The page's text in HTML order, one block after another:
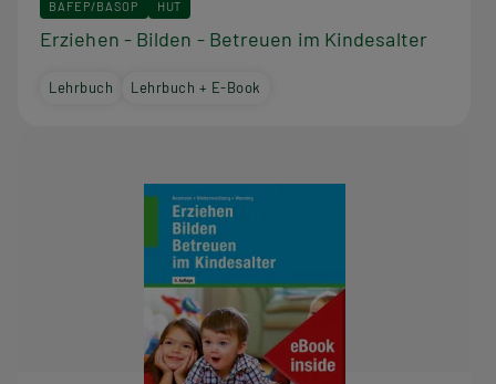
BAFEP/BASOP HUT
Erziehen - Bilden - Betreuen im Kindesalter
Lehrbuch Lehrbuch + E-Book